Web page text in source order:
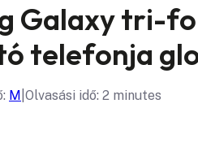
Galaxy tri-
telefonja
M Olvasási idő: 2 minutes